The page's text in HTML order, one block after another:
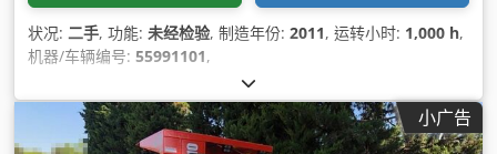
状况: 二手, 功能: 未经检验, 制造年份: 2011, 运转小时: 1,000 h,
机器/车辆编号: 55991101,
小广告